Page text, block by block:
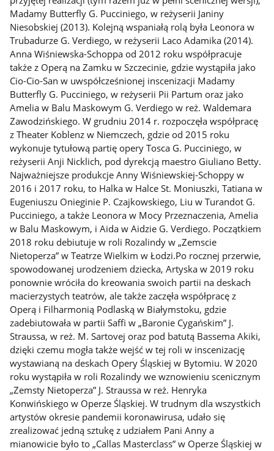
Madamy Butterfly G. Pucciniego, w reżyserii Janiny
Niesobskiej (2013). Kolejną wspaniałą rolą była Leonora w
Trubadurze G. Verdiego, w reżyserii Laco Adamika (2014).
Anna Wiśniewska-Schoppa od 2012 roku współpracuje
także z Operą na Zamku w Szczecinie, gdzie wystąpiła jako
Cio-Cio-San w uwspółcześnionej inscenizacji Madamy
Butterfly G. Pucciniego, w reżyserii Pii Partum oraz jako
Amelia w Balu Maskowym G. Verdiego w reż. Waldemara
Zawodzińskiego. W grudniu 2014 r. rozpoczęła współpracę
z Theater Koblenz w Niemczech, gdzie od 2015 roku
wykonuje tytułową partię opery Tosca G. Pucciniego, w
reżyserii Anji Nicklich, pod dyrekcją maestro Giuliano Betty.
Najważniejsze produkcje Anny Wiśniewskiej-Schoppy w
2016 i 2017 roku, to Halka w Halce St. Moniuszki, Tatiana w
Eugeniuszu Onieginie P. Czajkowskiego, Liu w Turandot G.
Pucciniego, a także Leonora w Mocy Przeznaczenia, Amelia
w Balu Maskowym, i Aida w Aidzie G. Verdiego. Początkiem
2018 roku debiutuje w roli Rozalindy w „Zemscie
Nietoperza” w Teatrze Wielkim w Łodzi.Po rocznej przerwie,
spowodowanej urodzeniem dziecka, Artyska w 2019 roku
ponownie wróciła do kreowania swoich partii na deskach
macierzystych teatrów, ale także zaczęła współpracę z
Operą i Filharmonią Podlaską w Białymstoku, gdzie
zadebiutowała w partii Saffi w „Baronie Cygańskim” J.
Straussa, w reż. M. Sartovej oraz pod batutą Bassema Akiki,
dzięki czemu mogła także wejść w tej roli w inscenizację
wystawianą na deskach Opery Śląskiej w Bytomiu. W 2020
roku wystąpiła w roli Rozalindy we wznowieniu scenicznym
„Zemsty Nietoperza” J. Straussa w reż. Henryka
Konwińskiego w Operze Śląskiej. W trudnym dla wszystkich
artystów okresie pandemii koronawirusa, udało się
zrealizować jedną sztukę z udziałem Pani Anny a
mianowicie było to „Callas Masterclass” w Operze Śląskiej w